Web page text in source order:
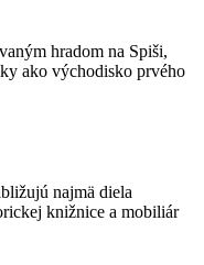
hradom na Spiši,
ako východisko prvého
najmä diela
knižnice a mobiliár